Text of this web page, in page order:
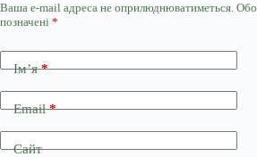
Ваша e-mail адреса не оприлюднюватиметься.
позначені *
Ім’я*
Email*
Сайт